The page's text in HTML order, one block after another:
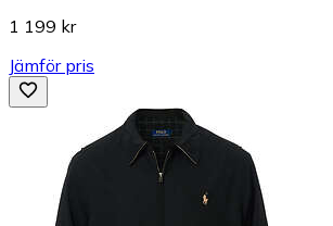
1 199 kr
Jämför pris